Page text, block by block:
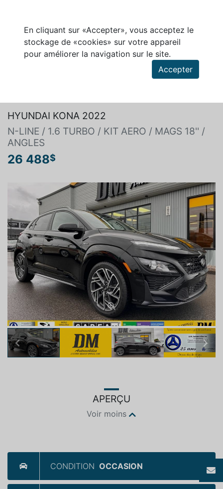
En cliquant sur «Accepter», vous acceptez le
stockage de «cookies» sur votre appareil
pour améliorer la navigation sur le site.
Accepter
HYUNDAI KONA 2022
N-LINE / 1.6 TURBO / KIT AERO / MAGS 18'' /
ANGLES
26 488$
Previous Next
Previous Next
APERÇU
Voir moins
CONDITION OCCASION